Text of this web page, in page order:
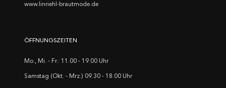
www.linriehl-brautmode.de
ÖFFNUNGSZEITEN
Mo., Mi. - Fr.: 11.00 - 19.00 Uhr
Samstag (Okt. - Mrz.) 09.30 - 18.00 Uhr